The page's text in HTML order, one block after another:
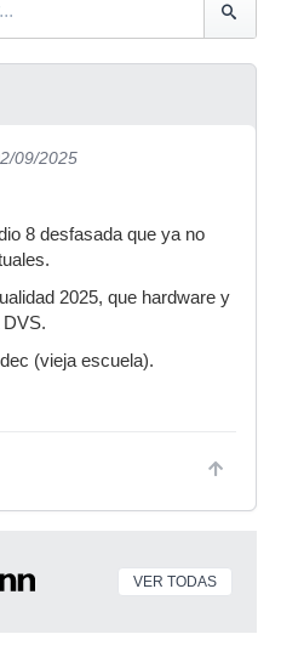
09/2025
8 desfasada que ya no
2025, que hardware y
(vieja escuela).
VER TODAS